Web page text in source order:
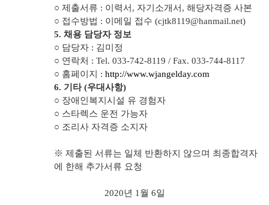
○ 제출서류 : 이력서 , 자기소개서 , 해당자격증 사본
○ 접수방법 : 이메일 접수 (cjtk8119@hanmail.net)
5. 채용 담당자 정보
○ 담당자 : 김미정
○ 연락처 : Tel. 033-742-8119 / Fax. 033-744-8117
○ 홈페이지 : http://www.wjangelday.com
6. 기타(우대사항)
○ 장애인복지시설 유 경험자
○ 스타렉스 운전 가능자
○ 조리사 자격증 소지자
※ 제출된 서류는 일체 반환하지 않으며 최종합격자
에 한해 추가서류 요청
2020년 1 월 6일